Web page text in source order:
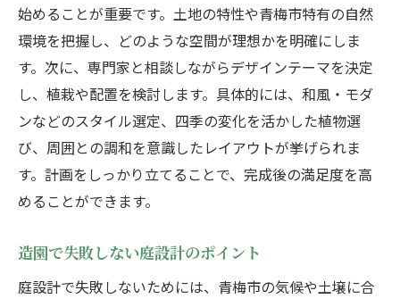
始めることが重要です。土地の特性や青梅市特有の自然
環境を把握し、どのような空間が理想かを明確にしま
す。次に、専門家と相談しながらデザインテーマを決定
し、植栽や配置を検討します。具体的には、和風・モダ
ンなどのスタイル選定、四季の変化を活かした植物選
び、周囲との調和を意識したレイアウトが挙げられま
す。計画をしっかり立てることで、完成後の満足度を高
めることができます。
造園で失敗しない庭設計のポイント
庭設計で失敗しないためには、青梅市の気候や土壌に合